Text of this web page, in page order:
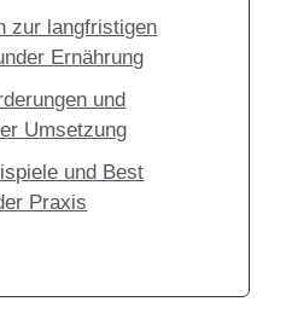
zur langfristigen
Ernährung
und
Umsetzung
und Best
Praxis